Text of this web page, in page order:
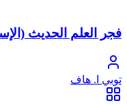
فجر العلم الحديث
توبي ا. هاف